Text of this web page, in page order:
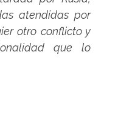
atendidas por
otro conflicto y
que lo